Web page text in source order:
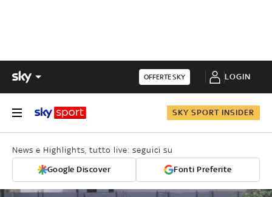
OFFERTE SKY LOGIN
SKY SPORT INSIDER
News e Highlights, tutto live: seguici su
Google Discover Fonti Preferite